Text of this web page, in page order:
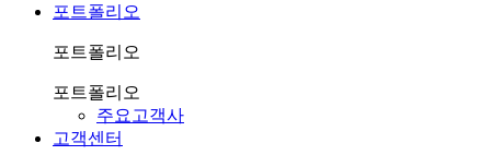
포트폴리오
포트폴리오
포트폴리오
주요고객사
고객센터